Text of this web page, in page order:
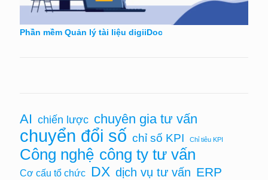
Phần mềm Quản lý tài liệu digiiDoc
AI chiến lược chuyên gia tư vấn
chuyển đổi số chỉ số KPI Chỉ tiêu KPI
Công nghệ công ty tư vấn
Cơ cấu tổ chức DX dịch vụ tư vấn ERP